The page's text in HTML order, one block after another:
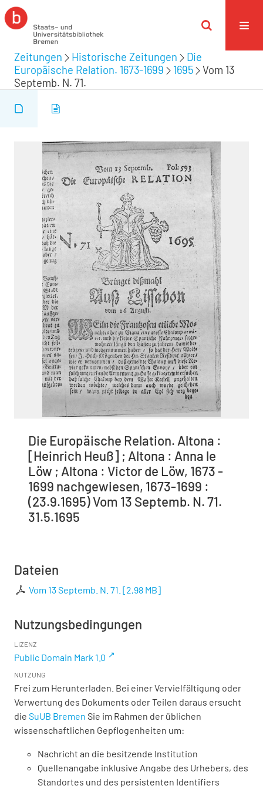
Zeitungen Historische Zeitungen
Die
Europäische Relation. 1673-1699
1695
Vom 13
Septemb. N. 71.
Die Europäische Relation. Altona :
[Heinrich Heuß] ; Altona : Anna le
Löw ; Altona : Victor de Löw, 1673 -
1699 nachgewiesen, 1673-1699 :
(23.9.1695) Vom 13 Septemb. N. 71.
31.5.1695
Dateien
Vom 13 Septemb. N. 71. [2,98 MB]
Nutzungsbedingungen
LIZENZ
Public Domain Mark 1.0
NUTZUNG
Frei zum Herunterladen. Bei einer Vervielfältigung oder
Verwertung des Dokuments oder Teilen daraus ersucht
die SuUB Bremen Sie im Rahmen der üblichen
wissenschaftlichen Gepflogenheiten um:
Nachricht an die besitzende Institution
Quellenangabe inklusive Angabe des Urhebers, des
Standortes und des persistenten Identifiers